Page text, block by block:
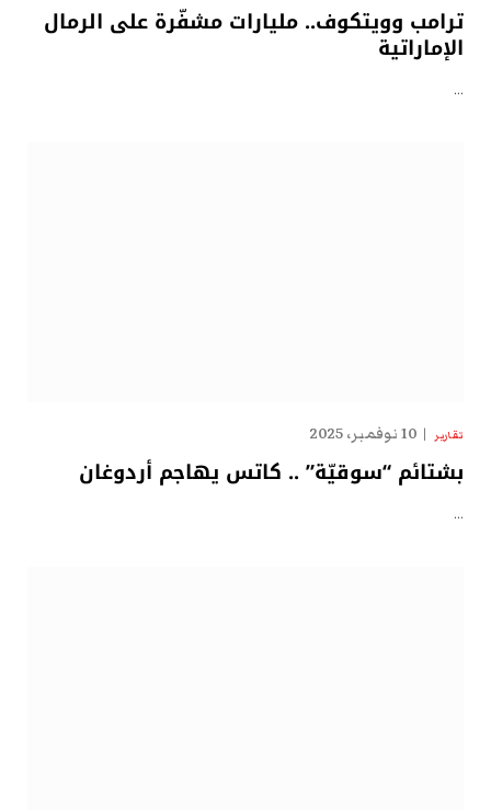
ترامب وويتكوف.. مليارات مشفّرة على الرمال
الإماراتية
…
تقارير 10 نوفمبر، 2025
بشتائم “سوقيّة” .. كاتس يهاجم أردوغان
…